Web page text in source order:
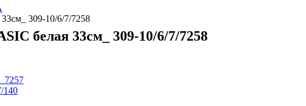
309-10/6/7/7258
белая 33см_ 309-10/6/7/7258
140